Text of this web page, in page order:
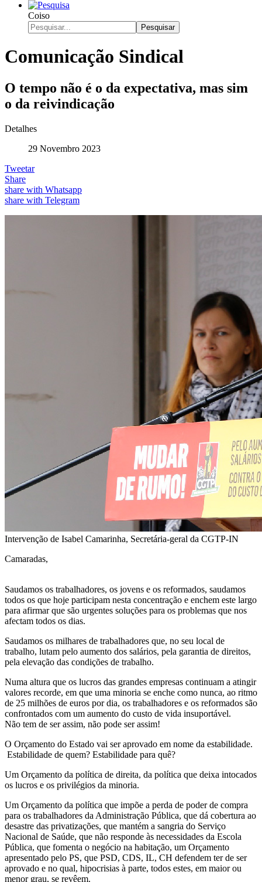
Coiso
Pesquisar
Comunicação Sindical
O tempo não é o da expectativa, mas sim
o da reivindicação
Detalhes
29 Novembro 2023
Tweetar
Share
share with Whatsapp
share with Telegram
Intervenção de Isabel Camarinha, Secretária-geral da CGTP-IN
Camaradas,
Saudamos os trabalhadores, os jovens e os reformados, saudamos
todos os que hoje participam nesta concentração e enchem este largo
para afirmar que são urgentes soluções para os problemas que nos
afectam todos os dias.
Saudamos os milhares de trabalhadores que, no seu local de
trabalho, lutam pelo aumento dos salários, pela garantia de direitos,
pela elevação das condições de trabalho.
Numa altura que os lucros das grandes empresas continuam a atingir
valores recorde, em que uma minoria se enche como nunca, ao ritmo
de 25 milhões de euros por dia, os trabalhadores e os reformados são
confrontados com um aumento do custo de vida insuportável.
Não tem de ser assim, não pode ser assim!
O Orçamento do Estado vai ser aprovado em nome da estabilidade.
Estabilidade de quem? Estabilidade para quê?
Um Orçamento da política de direita, da política que deixa intocados
os lucros e os privilégios da minoria.
Um Orçamento da política que impõe a perda de poder de compra
para os trabalhadores da Administração Pública, que dá cobertura ao
desastre das privatizações, que mantém a sangria do Serviço
Nacional de Saúde, que não responde às necessidades da Escola
Pública, que fomenta o negócio na habitação, um Orçamento
apresentado pelo PS, que PSD, CDS, IL, CH defendem ter de ser
aprovado e no qual, hipocrisias à parte, todos estes, em maior ou
menor grau, se revêem.